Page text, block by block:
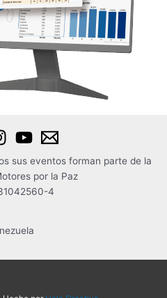
sus eventos forman parte de la
por la Paz
4